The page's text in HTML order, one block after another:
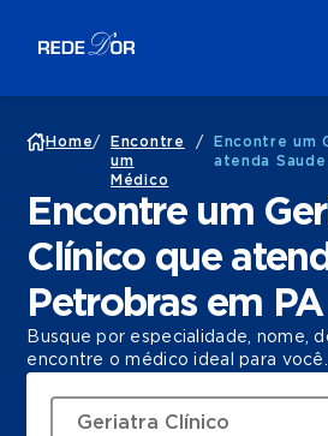
Home/
Encontre
um
Médico
/
Encontre um
atenda
Encontre um
Clínico que
Petrobras em PA
Busque por especialidade, nome,
encontre o médico ideal para você.